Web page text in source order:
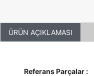
ÜRÜN AÇIKLAMASI
Referans Parçalar :